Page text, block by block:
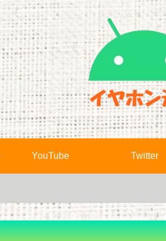
YouTube Twitter